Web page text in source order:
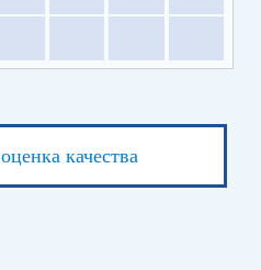
качества